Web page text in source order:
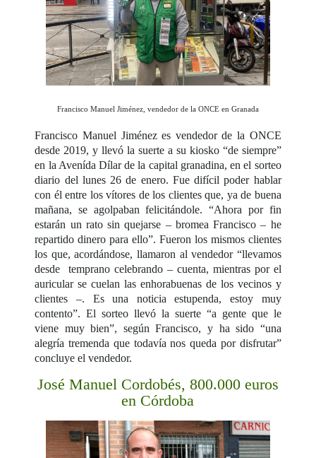
Francisco Manuel Jiménez, vendedor de la ONCE en Granada
Francisco Manuel Jiménez es vendedor de la ONCE
desde 2019, y llevó la suerte a su kiosko “de siempre”
en la Avenída Dílar de la capital granadina, en el sorteo
diario del lunes 26 de enero. Fue difícil poder hablar
con él entre los vítores de los clientes que, ya de buena
mañana, se agolpaban felicitándole. “Ahora por fin
estarán un rato sin quejarse – bromea Francisco – he
repartido dinero para ello”. Fueron los mismos clientes
los que, acordándose, llamaron al vendedor “llevamos
desde temprano celebrando – cuenta, mientras por el
auricular se cuelan las enhorabuenas de los vecinos y
clientes –. Es una noticia estupenda, estoy muy
contento”. El sorteo llevó la suerte “a gente que le
viene muy bien”, según Francisco, y ha sido “una
alegría tremenda que todavía nos queda por disfrutar”
concluye el vendedor.
José Manuel Cordobés, 800.000 euros
en Córdoba